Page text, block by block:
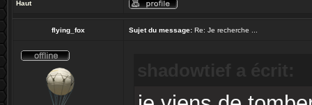
Haut
flying_fox Sujet du message: Re: Je recherche ...